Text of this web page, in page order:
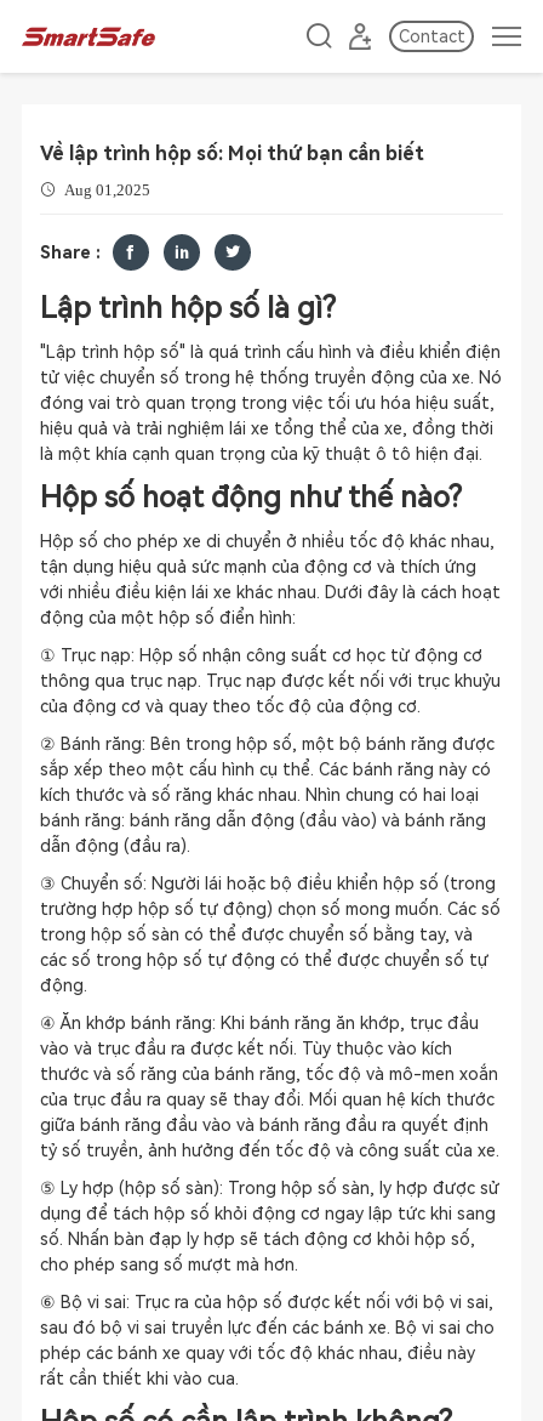
Contact
Về lập trình hộp số: Mọi thứ bạn cần biết
Aug 01,2025
Share :
Lập trình hộp số là gì?
"Lập trình hộp số" là quá trình cấu hình và điều khiển điện
tử việc chuyển số trong hệ thống truyền động của xe. Nó
đóng vai trò quan trọng trong việc tối ưu hóa hiệu suất,
hiệu quả và trải nghiệm lái xe tổng thể của xe, đồng thời
là một khía cạnh quan trọng của kỹ thuật ô tô hiện đại.
Hộp số hoạt động như thế nào?
Hộp số cho phép xe di chuyển ở nhiều tốc độ khác nhau,
tận dụng hiệu quả sức mạnh của động cơ và thích ứng
với nhiều điều kiện lái xe khác nhau. Dưới đây là cách hoạt
động của một hộp số điển hình:
① Trục nạp: Hộp số nhận công suất cơ học từ động cơ
thông qua trục nạp. Trục nạp được kết nối với trục khuỷu
của động cơ và quay theo tốc độ của động cơ.
② Bánh răng: Bên trong hộp số, một bộ bánh răng được
sắp xếp theo một cấu hình cụ thể. Các bánh răng này có
kích thước và số răng khác nhau. Nhìn chung có hai loại
bánh răng: bánh răng dẫn động (đầu vào) và bánh răng
dẫn động (đầu ra).
③ Chuyển số: Người lái hoặc bộ điều khiển hộp số (trong
trường hợp hộp số tự động) chọn số mong muốn. Các số
trong hộp số sàn có thể được chuyển số bằng tay, và
các số trong hộp số tự động có thể được chuyển số tự
động.
④ Ăn khớp bánh răng: Khi bánh răng ăn khớp, trục đầu
vào và trục đầu ra được kết nối. Tùy thuộc vào kích
thước và số răng của bánh răng, tốc độ và mô-men xoắn
của trục đầu ra quay sẽ thay đổi. Mối quan hệ kích thước
giữa bánh răng đầu vào và bánh răng đầu ra quyết định
tỷ số truyền, ảnh hưởng đến tốc độ và công suất của xe.
⑤ Ly hợp (hộp số sàn): Trong hộp số sàn, ly hợp được sử
dụng để tách hộp số khỏi động cơ ngay lập tức khi sang
số. Nhấn bàn đạp ly hợp sẽ tách động cơ khỏi hộp số,
cho phép sang số mượt mà hơn.
⑥ Bộ vi sai: Trục ra của hộp số được kết nối với bộ vi sai,
sau đó bộ vi sai truyền lực đến các bánh xe. Bộ vi sai cho
phép các bánh xe quay với tốc độ khác nhau, điều này
rất cần thiết khi vào cua.